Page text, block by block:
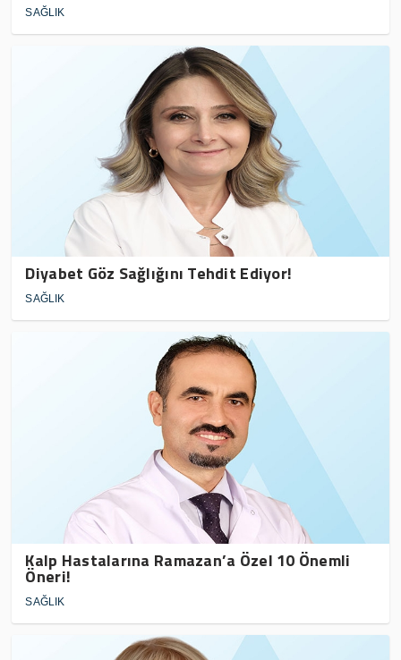
SAĞLIK
Diyabet Göz Sağlığını Tehdit Ediyor!
SAĞLIK
Kalp Hastalarına Ramazan’a Özel 10 Önemli
Öneri!
SAĞLIK